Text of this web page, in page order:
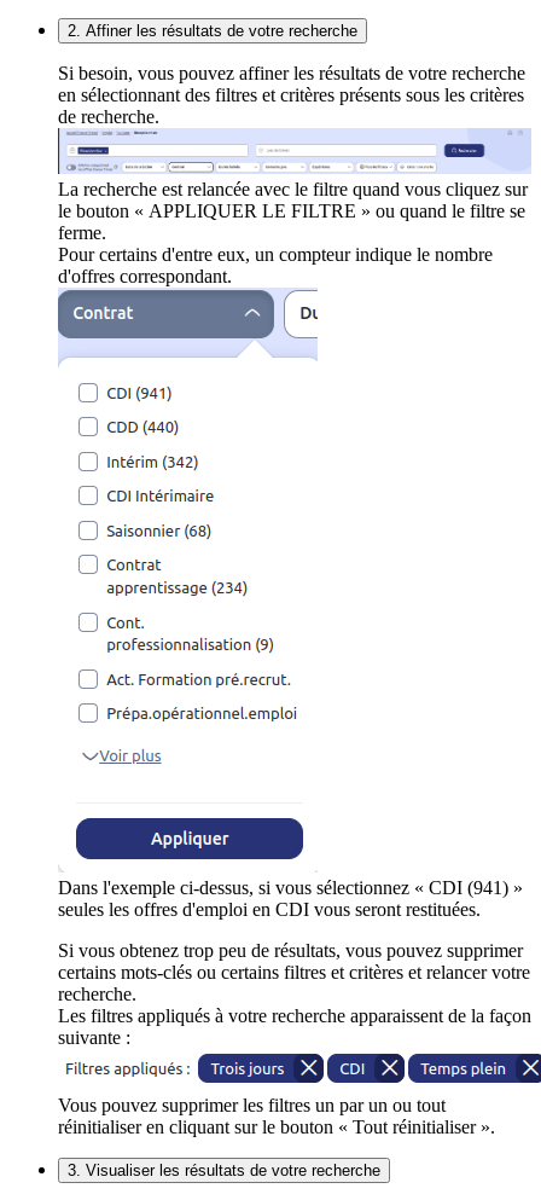
2. Affiner les résultats de votre recherche
Si besoin, vous pouvez affiner les résultats de votre recherche
en sélectionnant des filtres et critères présents sous les critères
de recherche.
La recherche est relancée avec le filtre quand vous cliquez sur
le bouton « APPLIQUER LE FILTRE » ou quand le filtre se
ferme.
Pour certains d'entre eux, un compteur indique le nombre
d'offres correspondant.
Dans l'exemple ci-dessus, si vous sélectionnez « CDI (941) »
seules les offres d'emploi en CDI vous seront restituées.
Si vous obtenez trop peu de résultats, vous pouvez supprimer
certains mots-clés ou certains filtres et critères et relancer votre
recherche.
Les filtres appliqués à votre recherche apparaissent de la façon
suivante :
Vous pouvez supprimer les filtres un par un ou tout
réinitialiser en cliquant sur le bouton « Tout réinitialiser ».
3. Visualiser les résultats de votre recherche